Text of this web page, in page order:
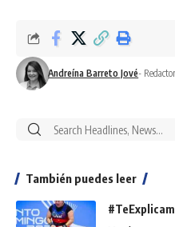
Andreína Barreto Jové-
También puedes leer